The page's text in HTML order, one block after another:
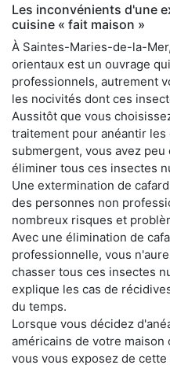
Les inconvénients d'une
cuisine « fait maison »
À Saintes-Maries-de-la-
orientaux est un ouvrage
professionnels, autrement
les nocivités dont ces
Aussitôt que vous
traitement pour anéantir
submergent, vous avez
éliminer tous ces insectes
Une extermination de
des personnes non
nombreux risques et
Avec une élimination de
professionnelle, vous
chasser tous ces insectes
explique les cas de
du temps.
Lorsque vous décidez
américains de votre
vous vous exposez de